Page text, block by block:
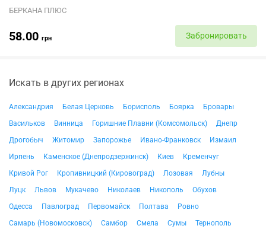
БЕРКАНА ПЛЮС
58.00 грн Забронировать
Искать в других регионах
Александрия Белая Церковь Борисполь Боярка
Бровары
Васильков
Винница Горишние Плавни (Комсомольск)
Днепр
Дрогобыч
Житомир Запорожье Ивано-Франковск
Измаил
Ирпень
Каменское (Днепродзержинск) Киев
Кременчуг
Кривой Рог
Кропивницкий (Кировоград) Лозовая
Лубны
Луцк
Львов Мукачево Николаев Никополь
Обухов
Одесса
Павлоград Первомайск Полтава
Ровно
Самарь (Новомосковск)
Самбор Смела Сумы
Тернополь